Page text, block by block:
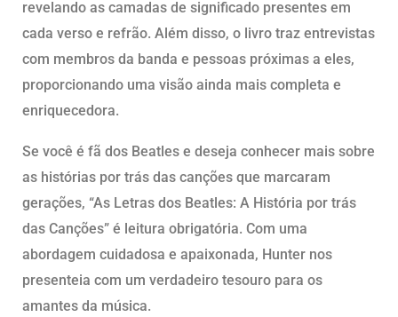
revelando as camadas de significado presentes em
cada verso e refrão. Além disso, o livro traz entrevistas
com membros da banda e pessoas próximas a eles,
proporcionando uma visão ainda mais completa e
enriquecedora.
Se você é fã dos Beatles e deseja conhecer mais sobre
as histórias por trás das canções que marcaram
gerações, “As Letras dos Beatles: A História por trás
das Canções” é leitura obrigatória. Com uma
abordagem cuidadosa e apaixonada, Hunter nos
presenteia com um verdadeiro tesouro para os
amantes da música.